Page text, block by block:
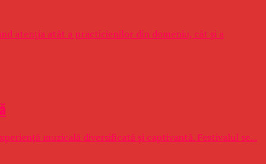
atenția atât a practicienilor din domeniu, cât și a
muzicală diversificată și captivantă. Festivalul se...